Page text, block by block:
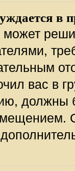
в
вас в
должны